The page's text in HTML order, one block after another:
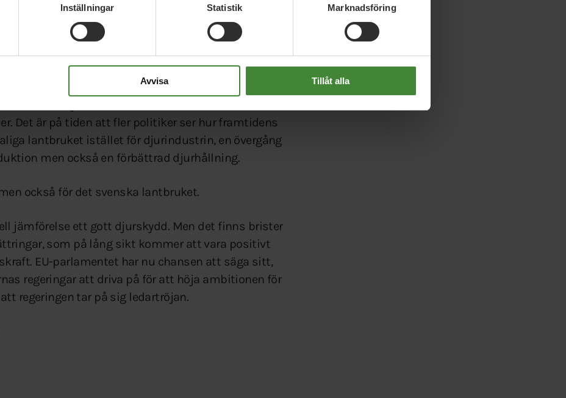
Inställningar Statistik Marknadsföring
Avvisa Tillåt alla
får aldrig upprepas. Vi kräver också
till EU:s krav. Vi förväntar oss att alla svenska EU-
krav.
framåt för att i större utsträckning
levande djur. Vi vill därför underlätta för
Det är på tiden att fler politiker ser hur framtidens
lantbruket istället för djurindustrin, en övergång
men också en förbättrad djurhållning.
också för det svenska lantbruket.
jämförelse ett gott djurskydd. Men det finns brister
som på lång sikt kommer att vara positivt
EU-parlamentet har nu chansen att säga sitt,
regeringar att driva på för att höja ambitionen för
regeringen tar på sig ledartröjan.